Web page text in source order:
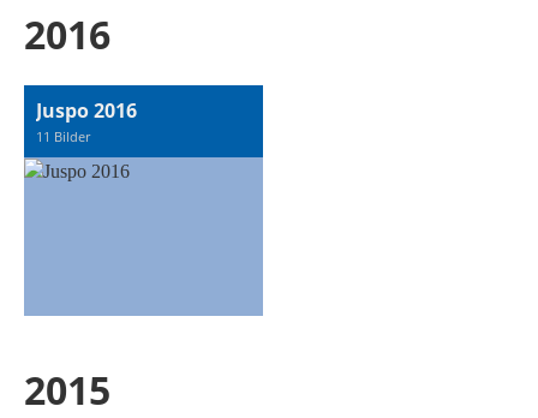
2016
Juspo 2016
11 Bilder
2015